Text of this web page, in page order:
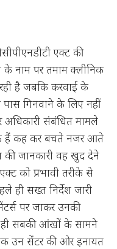
एक्ट की
के नाम पर तमाम क्लीनिक
है जबकि करवाई के
गिनवाने के लिए नहीं
संबंधित मामले
हैं कह कर बचते नजर आते
की जानकारी वह खुद देने
को प्रभावी तरीके से
ही सख्त निर्देश जारी
पर जाकर उनकी
सबकी आंखों के सामने
उन सेंटर की ओर इनायत